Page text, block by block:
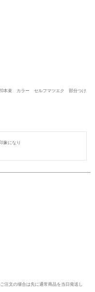
20本束 カラー セルフマツエク 部分つけ
象になり
注文の場合は先に通常商品を当日発送し